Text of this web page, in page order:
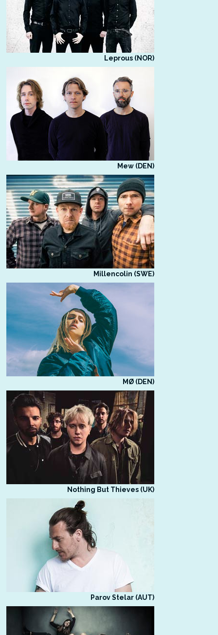
Leprous (NOR)
Mew (DEN)
Millencolin (SWE)
MØ (DEN)
Nothing But Thieves (UK)
Parov Stelar (AUT)